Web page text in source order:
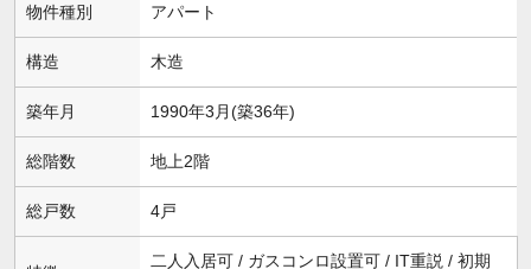
物件種別 アパート
構造 木造
築年月 1990年3月(築36年)
総階数 地上2階
総戸数 4戸
二人入居可 / ガスコンロ設置可 / IT重説 / 初期